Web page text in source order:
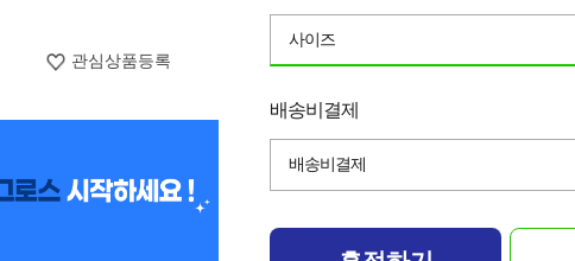
관심상품등록
사이즈
배송비결제
배송비결제